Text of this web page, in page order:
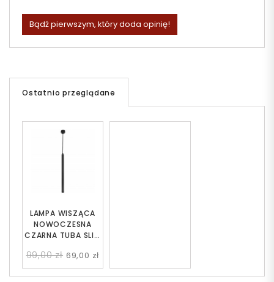
Bądź pierwszym, który doda opinię!
Ostatnio przeglądane
LAMPA WISZĄCA
NOWOCZESNA
CZARNA TUBA SLIM
99,00 zł 69,00 zł